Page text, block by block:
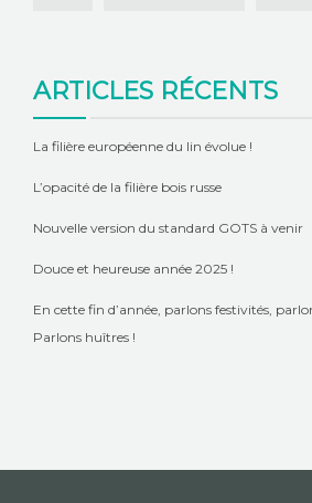
ARTICLES RÉCENTS
La filière européenne du lin évolue !
L’opacité de la filière bois russe
Nouvelle version du standard GOTS à venir
Douce et heureuse année 2025 !
En cette fin d’année, parlons festivités,
Parlons huîtres !